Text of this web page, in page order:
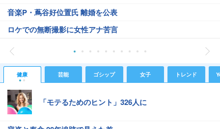
音楽P・蔦谷好位置氏 離婚を公表
ロケでの無断撮影に女性アナ苦言
健康 芸能 ゴシップ 女子 トレンド
「モテるためのヒント」326人に